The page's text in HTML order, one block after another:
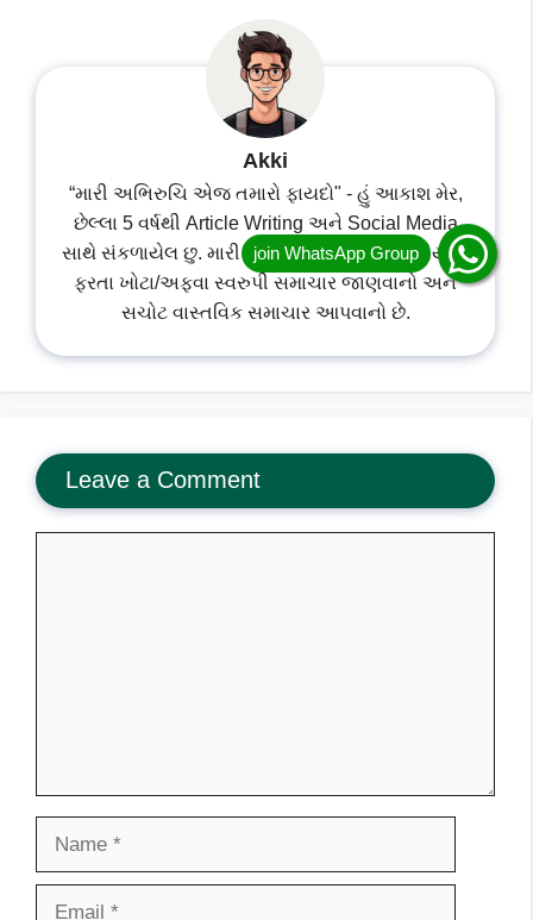
Akki
“મારી અભિરુચિ એજ તમારો ફાયદો" - હું આકાશ મેર,
છેલ્લા 5 વર્ષથી Article Writing અને Social Media
સાથે સંકળાયેલ છુ. મારી અભિરુચિ શોશિયલ મિડીયામાં
ફરતા ખોટા/અફવા સ્વરુપી સમાચાર જાણવાનો અને
સચોટ વાસ્તવિક સમાચાર આપવાનો છે.
Leave a Comment